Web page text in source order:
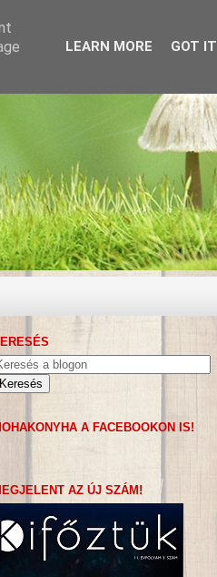
A FACEBOOKON IS!
AZ ÚJ SZÁM!
LEARN MORE GOT IT